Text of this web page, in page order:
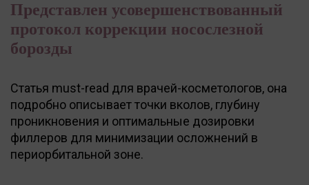
Представлен усовершенствованный
протокол коррекции носослезной
борозды
Статья must-read для врачей-косметологов, она
подробно описывает точки вколов, глубину
проникновения и оптимальные дозировки
филлеров для минимизации осложнений в
периорбитальной зоне.